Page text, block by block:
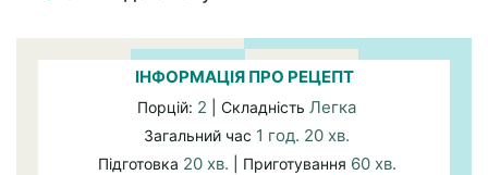
ІНФОРМАЦІЯ ПРО РЕЦЕПТ
Порцій: 2 | Складність Легка
Загальний час 1 год. 20 хв.
Підготовка 20 хв. | Приготування 60 хв.